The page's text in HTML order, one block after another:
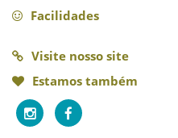
Facilidades
Visite nosso site
Estamos também